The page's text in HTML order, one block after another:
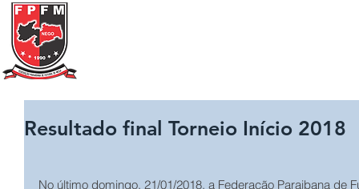
Resultado final Torneio Início 2018
No último domingo, 21/01/2018, a Federação Paraibana de